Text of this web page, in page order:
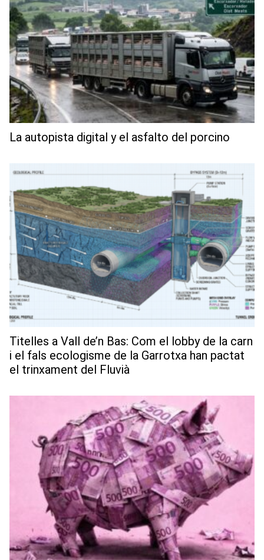
La autopista digital y el asfalto del porcino
Titelles a Vall de’n Bas: Com el lobby de la carn
i el fals ecologisme de la Garrotxa han pactat
el trinxament del Fluvià